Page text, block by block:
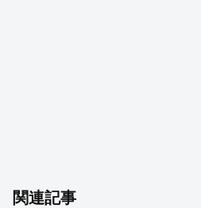
関連記事